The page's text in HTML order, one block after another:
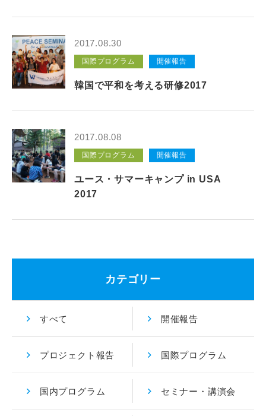
2017.08.30
国際プログラム 開催報告
韓国で平和を考える研修2017
2017.08.08
国際プログラム 開催報告
ユース・サマーキャンプ in USA
2017
カテゴリー
すべて 開催報告
プロジェクト報告 国際プログラム
国内プログラム セミナー・講演会